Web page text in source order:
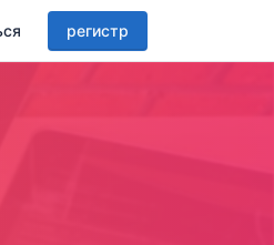
регистр